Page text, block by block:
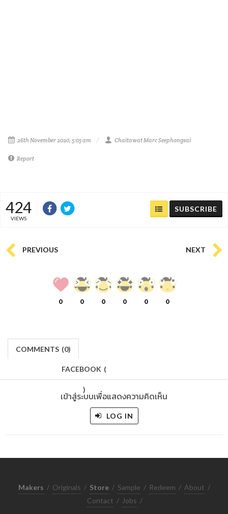
26th November 2020, 5:05 am Chaitawat Marc Seephongsai
Report
424
VIEWS
SUBSCRIBE
PREVIOUS NEXT
0 0 0 0 0 0
COMMENTS (0)
FACEBOOK (
)
เข้าสู่ระบบเพื่อแสดงความคิดเห็น
LOG IN
Makers / Originals / Store / Sample / Redeem / About /
Contact / Jobs /